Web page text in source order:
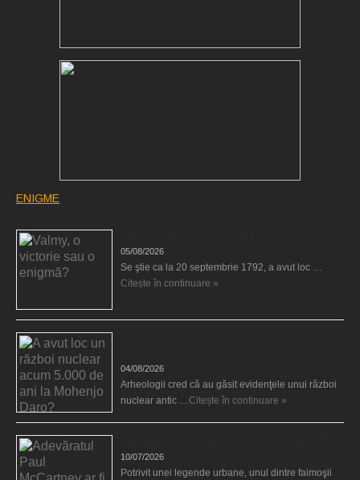
ENIGME
05/08/2026
Se ştie ca la 20 septembrie 1792, a avut loc …
Citește în continuare »
04/08/2026
Arheologii cred că au găsit evidenţele unui război
nuclear antic …Citește în continuare »
10/07/2026
Potrivit unei legende urbane, unul dintre faimoşii